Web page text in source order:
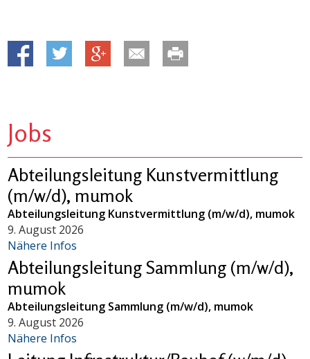
Jobs
Abteilungsleitung Kunstvermittlung
(m/w/d), mumok
Abteilungsleitung Kunstvermittlung (m/w/d), mumok
9. August 2026
Nähere Infos
Abteilungsleitung Sammlung (m/w/d),
mumok
Abteilungsleitung Sammlung (m/w/d), mumok
9. August 2026
Nähere Infos